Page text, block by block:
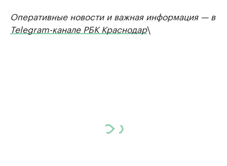
Оперативные новости и важная информация — в
Telegram-канале РБК Краснодар\